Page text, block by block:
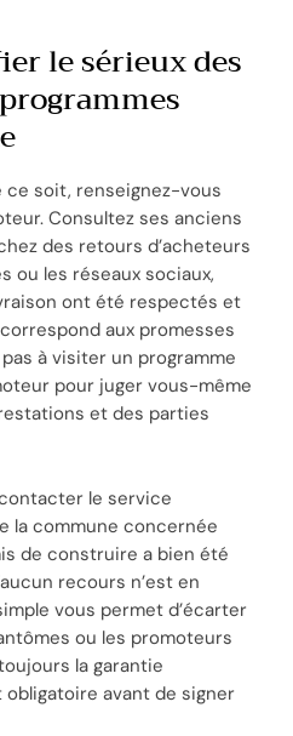
le sérieux des
ce soit, renseignez-vous
Consultez ses anciens
des retours d’acheteurs
ou les réseaux sociaux,
ont été respectés et
aux promesses
à visiter un programme
pour juger vous-même
et des parties
le service
la commune concernée
de construire a bien été
recours n’est en
vous permet d’écarter
ou les promoteurs
la garantie
avant de signer